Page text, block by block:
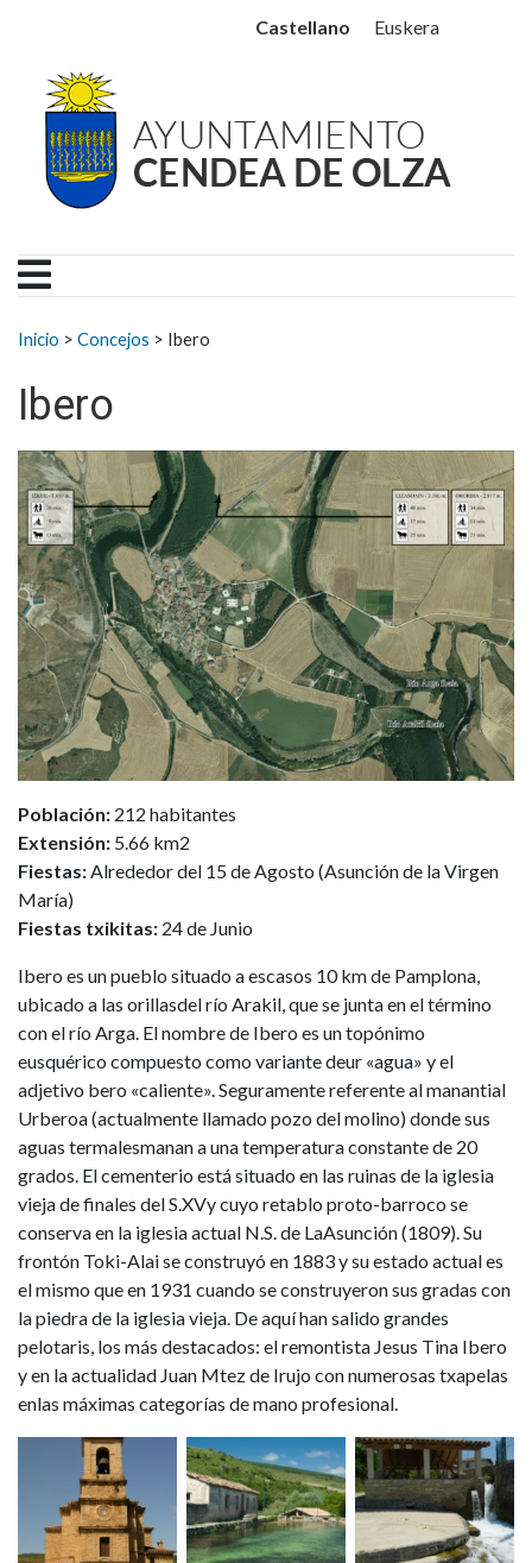
Ayuntamiento Cendea
Castellano Euskera
Buscar:
Inicio > Concejos > Ibero
Ibero
Población: 212 habitantes
Extensión: 5.66 km2
Fiestas:Alrededor del 15 de Agosto (Asunción de la Virgen
María)
Fiestas txikitas: 24 de Junio
Ibero es un pueblo situado a escasos 10 km de Pamplona,
ubicado a las orillasdel río Arakil, que se junta en el término
con el río Arga. El nombre de Ibero es un topónimo
eusquérico compuesto como variante deur «agua» y el
adjetivo bero «caliente». Seguramente referente al manantial
Urberoa (actualmente llamado pozo del molino) donde sus
aguas termalesmanan a una temperatura constante de 20
grados. El cementerio está situado en las ruinas de la iglesia
vieja de finales del S.XVy cuyo retablo proto-barroco se
conserva en la iglesia actual N.S. de LaAsunción (1809). Su
frontón Toki-Alai se construyó en 1883 y su estado actual es
el mismo que en 1931 cuando se construyeron sus gradas con
la piedra de la iglesia vieja. De aquí han salido grandes
pelotaris, los más destacados: el remontista Jesus Tina Ibero
y en la actualidad Juan Mtez de Irujo con numerosas txapelas
enlas máximas categorías de mano profesional.